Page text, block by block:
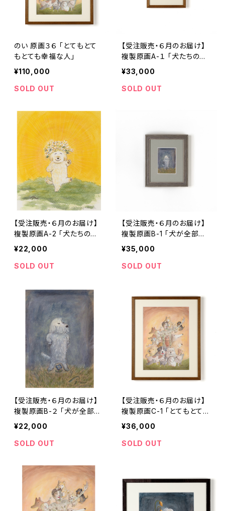
のい 原画３６ 「とてもとて
もとても幸福な人」
¥110,000
SOLD OUT
【受注販売・６月のお届け】
複製原画A-１ 「犬たちの
詩 表紙絵」額装込み
¥33,000
SOLD OUT
【受注販売・６月のお届け】
複製原画A-2 「犬たちの
詩 表紙絵」額装無し
¥22,000
SOLD OUT
【受注販売・６月のお届け】
複製原画B-1 「犬が全部か
ら守ってあげる」額装込み
¥35,000
SOLD OUT
【受注販売・６月のお届け】
複製原画B-２ 「犬が全部か
ら守ってあげる」額装無し
¥22,000
SOLD OUT
【受注販売・６月のお届け】
複製原画C-1 「とてもとても
とても幸福な人」額装込み
¥36,000
SOLD OUT